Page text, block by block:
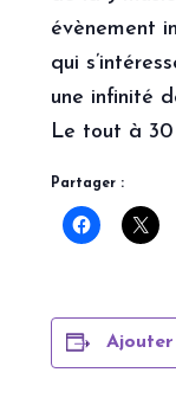
évènement
qui
une infinité
Le tout à 30
Partager :